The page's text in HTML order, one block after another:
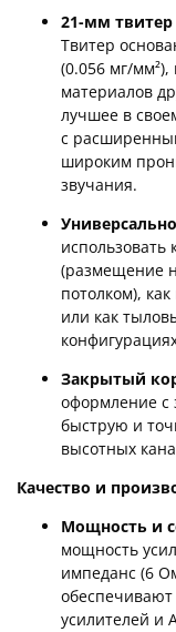
21-мм
Твитер
(0.056 мг/
материалов
лучшее в
с
широким
звучания.
использовать
(размещение
потолком),
или как
Закрытый
оформление с
быструю и
высотных
Качество и
Мощность и
мощность
импеданс (6
усилителей и